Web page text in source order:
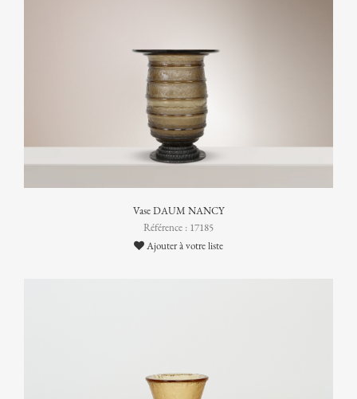
Vase DAUM NANCY
Référence : 17185
Ajouter à votre liste